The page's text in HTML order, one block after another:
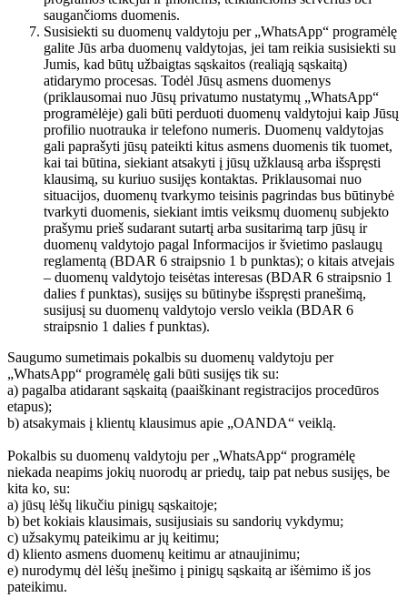
saugančioms duomenis.
Susisiekti su duomenų valdytoju per „WhatsApp“ programėlę
galite Jūs arba duomenų valdytojas, jei tam reikia susisiekti su
Jumis, kad būtų užbaigtas sąskaitos (realiąją sąskaitą)
atidarymo procesas. Todėl Jūsų asmens duomenys
(priklausomai nuo Jūsų privatumo nustatymų „WhatsApp“
programėlėje) gali būti perduoti duomenų valdytojui kaip Jūsų
profilio nuotrauka ir telefono numeris. Duomenų valdytojas
gali paprašyti jūsų pateikti kitus asmens duomenis tik tuomet,
kai tai būtina, siekiant atsakyti į jūsų užklausą arba išspręsti
klausimą, su kuriuo susijęs kontaktas. Priklausomai nuo
situacijos, duomenų tvarkymo teisinis pagrindas bus būtinybė
tvarkyti duomenis, siekiant imtis veiksmų duomenų subjekto
prašymu prieš sudarant sutartį arba susitarimą tarp jūsų ir
duomenų valdytojo pagal Informacijos ir švietimo paslaugų
reglamentą (BDAR 6 straipsnio 1 b punktas); o kitais atvejais
– duomenų valdytojo teisėtas interesas (BDAR 6 straipsnio 1
dalies f punktas), susijęs su būtinybe išspręsti pranešimą,
susijusį su duomenų valdytojo verslo veikla (BDAR 6
straipsnio 1 dalies f punktas).
Saugumo sumetimais pokalbis su duomenų valdytoju per
„WhatsApp“ programėlę gali būti susijęs tik su:
a) pagalba atidarant sąskaitą (paaiškinant registracijos procedūros
etapus);
b) atsakymais į klientų klausimus apie „OANDA“ veiklą.
Pokalbis su duomenų valdytoju per „WhatsApp“ programėlę
niekada neapims jokių nuorodų ar priedų, taip pat nebus susijęs, be
kita ko, su:
a) jūsų lėšų likučiu pinigų sąskaitoje;
b) bet kokiais klausimais, susijusiais su sandorių vykdymu;
c) užsakymų pateikimu ar jų keitimu;
d) kliento asmens duomenų keitimu ar atnaujinimu;
e) nurodymų dėl lėšų įnešimo į pinigų sąskaitą ar išėmimo iš jos
pateikimu.